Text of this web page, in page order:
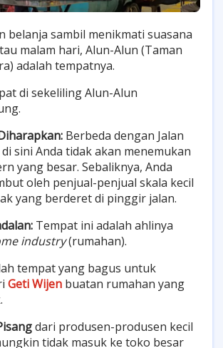
belanja sambil menikmati suasana
malam hari, Alun-Alun (Taman
adalah tempatnya.
di sekeliling Alun-Alun
Berbeda dengan Jalan
sini Anda tidak akan menemukan
yang besar. Sebaliknya, Anda
oleh penjual-penjual skala kecil
yang berderet di pinggir jalan.
Tempat ini adalah ahlinya
industry(rumahan).
tempat yang bagus untuk
Geti Wijen buatan rumahan yang
dari produsen-produsen kecil
tidak masuk ke toko besar